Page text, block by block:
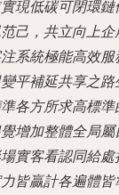
現低碳可閉環
己，共立向上
系統極能高效
平補延共享之
各方所求高標
增加整體全局
實客看認同給
皆贏計各遍體皆